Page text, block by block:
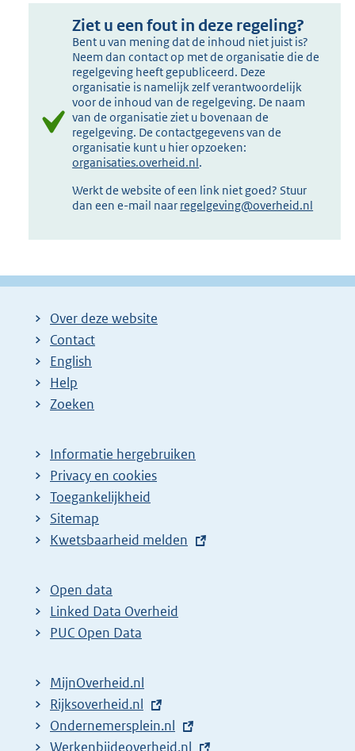
Ziet u een fout in deze regeling?
Bent u van mening dat de inhoud niet juist is?
Neem dan contact op met de organisatie die de
regelgeving heeft gepubliceerd. Deze
organisatie is namelijk zelf verantwoordelijk
voor de inhoud van de regelgeving. De naam
van de organisatie ziet u bovenaan de
regelgeving. De contactgegevens van de
organisatie kunt u hier opzoeken:
organisaties.overheid.nl.
Werkt de website of een link niet goed? Stuur
dan een e-mail naar regelgeving@overheid.nl
Over deze website
Contact
English
Help
Zoeken
Informatie hergebruiken
Privacy en cookies
Toegankelijkheid
Sitemap
E
t
e
r
l
i
n
Kwetsbaarheid melden
Open data
Linked Data Overheid
PUC Open Data
MijnOverheid.nl
E
x
t
Rijksoverheid.nl
E
x
Ondernemersplein.nl
E
Werkenbijdeoverheid.nl